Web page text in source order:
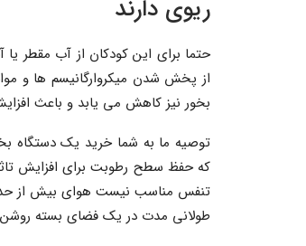
ریوی دارند
حتما برای این کودکان از آب مقطر
از پخش شدن میکروارگانیسم ها و
بخور نیز کاهش می یابد و باعث
توصیه ما به شما خرید یک دستگاه
که حفظ سطح رطوبت برای افزایش
تنفس مناسب نیست هوای بیش از حد
طولانی مدت در یک فضای بسته روشن